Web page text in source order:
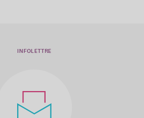
INFOLETTRE